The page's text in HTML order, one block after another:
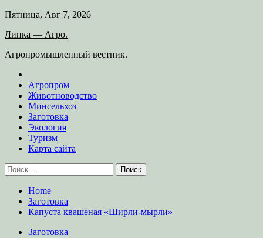
Skip
content
Пятница, Авг 7, 2026
Липка — Агро.
Агропромышленный вестник.
Агропром
Животноводство
Минсельхоз
Заготовка
Экология
Туризм
Карта сайта
Найти:
Home
Заготовка
Капуста квашеная «Ширли-мырли»
Заготовка